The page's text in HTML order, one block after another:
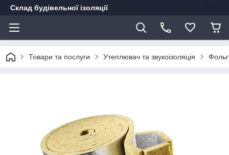
Склад будівельної ізоляції
Товари та послуги Утеплювач та звукоізоляція